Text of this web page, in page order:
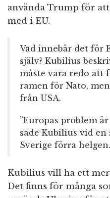
använda Trump för
med i EU.
Vad innebär det för
själv? Kubilius
måste vara redo att
ramen för Nato,
från USA.
”Europas problem
sade Kubilius vid en
Sverige förra helgen.
Kubilius vill ha ett
Det finns för många